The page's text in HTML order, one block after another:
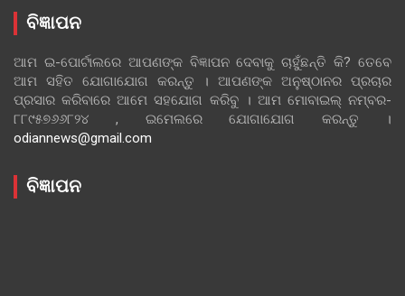
ବିଜ୍ଞାପନ
ଆମ ଇ-ପୋର୍ଟାଲରେ ଆପଣଙ୍କ ବିଜ୍ଞାପନ ଦେବାକୁ ଚାହୁଁଛନ୍ତି କି? ତେବେ
ଆମ ସହିତ ଯୋଗାଯୋଗ କରନ୍ତୁ । ଆପଣଙ୍କ ଅନୁଷ୍ଠାନର ପ୍ରଚାର
ପ୍ରସାର କରିବାରେ ଆମେ ସହଯୋଗ କରିବୁ । ଆମ ମୋବାଇଲ୍ ନମ୍ବର-
୮୮୯୫୭୬୬୮୨୪ , ଇମେଲରେ ଯୋଗାଯୋଗ କରନ୍ତୁ ।
odiannews@gmail.com
ବିଜ୍ଞାପନ